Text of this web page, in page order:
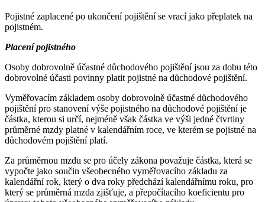
Pojistné zaplacené po ukončení pojištění se vrací jako přeplatek na
pojistném.
Placení pojistného
Osoby dobrovolně účastné důchodového pojištění jsou za dobu této
dobrovolné účasti povinny platit pojistné na důchodové pojištění.
Vyměřovacím základem osoby dobrovolně účastné důchodového
pojištění pro stanovení výše pojistného na důchodové pojištění je
částka, kterou si určí, nejméně však částka ve výši jedné čtvrtiny
průměrné mzdy platné v kalendářním roce, ve kterém se pojistné na
důchodovém pojištění platí.
Za průměrnou mzdu se pro účely zákona považuje částka, která se
vypočte jako součin všeobecného vyměřovacího základu za
kalendářní rok, který o dva roky předchází kalendářnímu roku, pro
který se průměrná mzda zjišťuje, a přepočítacího koeficientu pro